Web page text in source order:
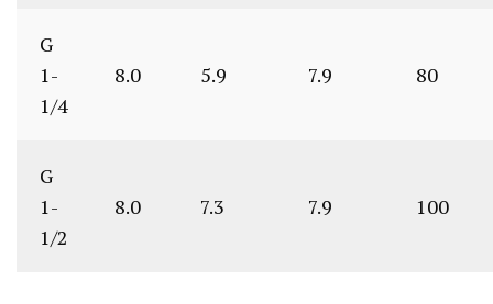
G
1-
1/4
8.0 5.9 7.9 80
G
1-
1/2
8.0 7.3 7.9 100